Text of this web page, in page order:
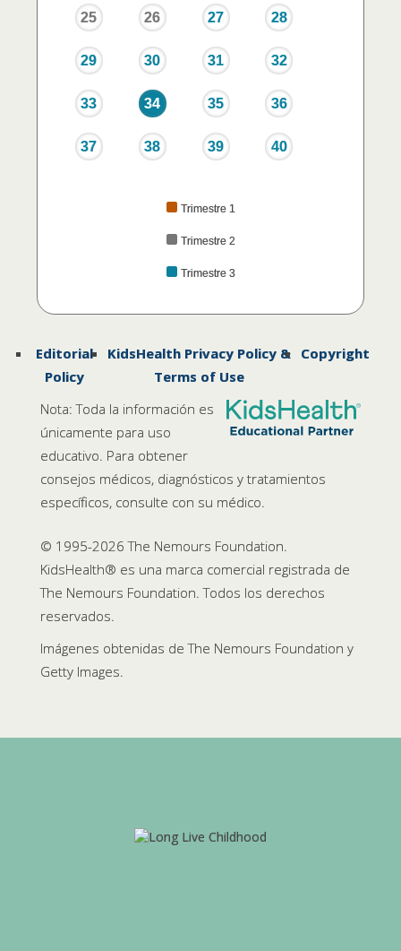
25 26 27 28
29 30 31 32
33 34 35 36
37 38 39 40
Trimestre 1
Trimestre 2
Trimestre 3
Editorial
Policy
KidsHealth Privacy Policy &
Terms of Use
Copyright
Nota: Toda la información es
únicamente para uso
educativo. Para obtener
consejos médicos, diagnósticos y tratamientos
específicos, consulte con su médico.
© 1995-2026 The Nemours Foundation.
KidsHealth® es una marca comercial registrada de
The Nemours Foundation. Todos los derechos
reservados.
Imágenes obtenidas de The Nemours Foundation y
Getty Images.